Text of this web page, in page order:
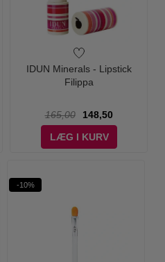
IDUN Minerals - Lipstick
Filippa
165,00
148,50
LÆG I KURV
-10%